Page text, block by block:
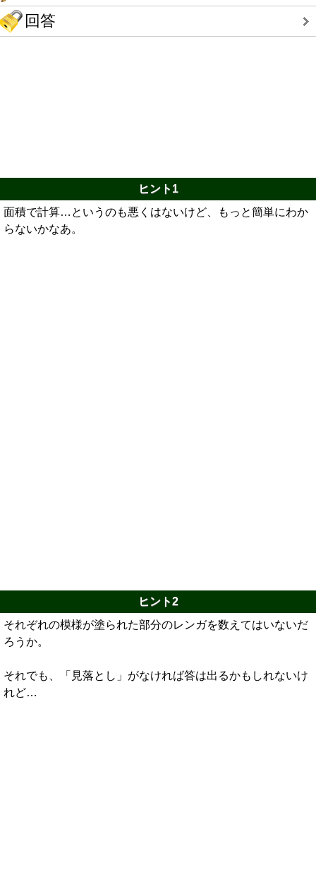
回答
ヒント1
面積で計算…というのも悪くはないけど、もっと簡単にわか
らないかなあ。
ヒント2
それぞれの模様が塗られた部分のレンガを数えてはいないだ
ろうか。
それでも、「見落とし」がなければ答は出るかもしれないけ
れど…